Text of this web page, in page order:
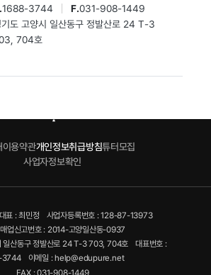
1688-3744 F.031-908-1449
도 고양시 일산동구 정발산로 24 T-3
704호
이용약관개인정보취급방침튜터모집
사업자정보확인
대표 : 최민정
사업자등록번호 : 128-87-13973
업신고번호 : 2014-고양일산동-0937
일산동구 정발산로 24 T-3 703, 704호 대표번호 :
3744
이메일 : help@edupure.net